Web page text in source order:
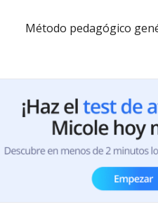
Método pedagógico